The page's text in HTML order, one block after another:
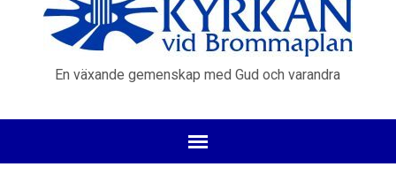
En växande gemenskap med Gud och varandra